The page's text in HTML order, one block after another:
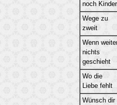
noch Kinder
Wege zu
zweit
Wenn
nichts
geschieht
Wo die
Liebe fehlt
Wünsch dir